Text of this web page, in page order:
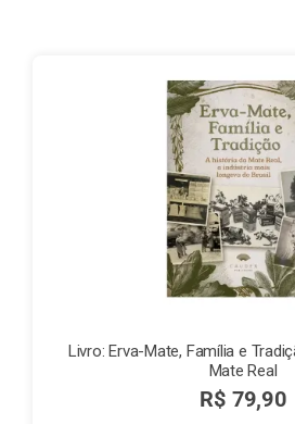
Exportação
Blog
Livro: Erva-Mate, Família e
Mate Real
R$ 79,90